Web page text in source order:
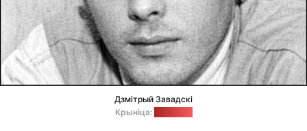
Дзмітрый Завадскі
Крыніца: